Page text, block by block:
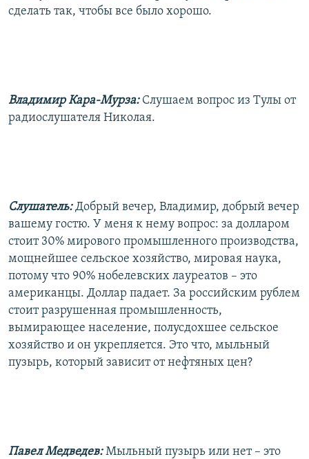
сделать так, чтобы все было хорошо.
Владимир Кара-Мурза: Слушаем вопрос из Тулы от
радиослушателя Николая.
Слушатель:Добрый вечер, Владимир, добрый вечер
вашему гостю. У меня к нему вопрос: за долларом
стоит 30% мирового промышленного производства,
мощнейшее сельское хозяйство, мировая наука,
потому что 90% нобелевских лауреатов – это
американцы. Доллар падает. За российским рублем
стоит разрушенная промышленность,
вымирающее население, полусдохшее сельское
хозяйство и он укрепляется. Это что, мыльный
пузырь, который зависит от нефтяных цен?
Павел Медведев:Мыльный пузырь или нет – это